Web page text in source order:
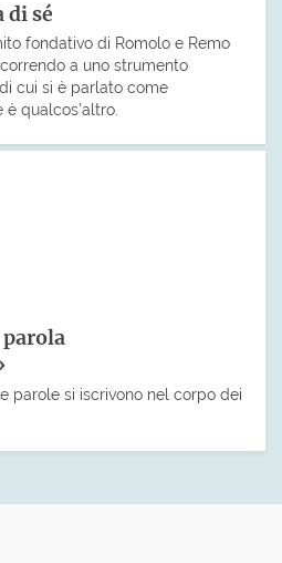
di sé
fondativo di Romolo e Remo
a uno strumento
cui si è parlato come
è qualcos’altro.
parole si iscrivono nel corpo dei